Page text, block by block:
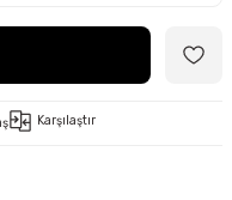
Karşılaştır